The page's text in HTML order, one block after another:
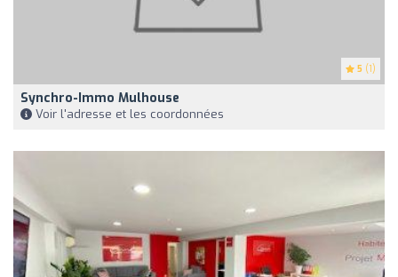
5 (1)
Synchro-Immo Mulhouse
Voir l'adresse et les coordonnées